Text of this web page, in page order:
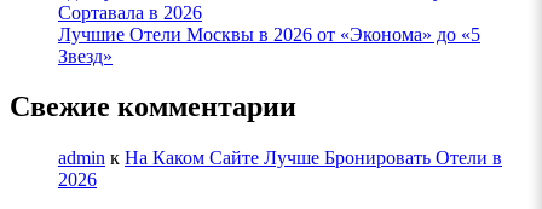
Сортавала в 2026
Лучшие Отели Москвы в 2026 от «Эконома» до «5
Звезд»
Свежие комментарии
admin к На Каком Сайте Лучше Бронировать Отели в
2026